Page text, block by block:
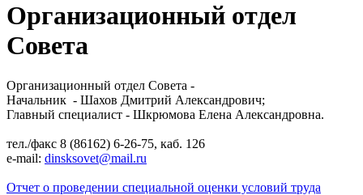
Организационный отдел
Совета
Организационный отдел Совета -
Начальник - Шахов Дмитрий Александрович;
Главный специалист - Шкрюмова Елена Александровна.
тел./факс 8 (86162) 6-26-75, каб. 126
e-mail: dinsksovet@mail.ru
Отчет о проведении специальной оценки условий труда